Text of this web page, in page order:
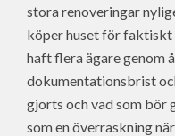
stora renoveringar
köper huset för faktiskt
haft flera ägare genom
dokumentationsbrist
gjorts och vad som bör
som en överraskning